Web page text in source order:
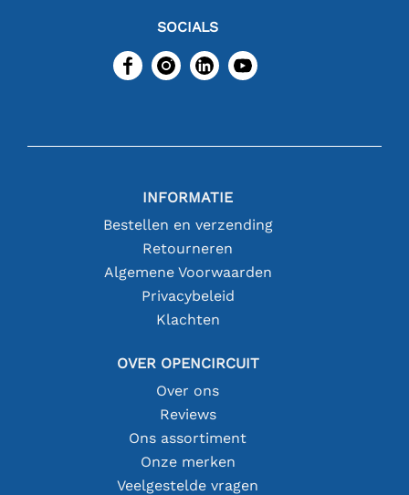
SOCIALS
INFORMATIE
Bestellen en verzending
Retourneren
Algemene Voorwaarden
Privacybeleid
Klachten
OVER OPENCIRCUIT
Over ons
Reviews
Ons assortiment
Onze merken
Veelgestelde vragen